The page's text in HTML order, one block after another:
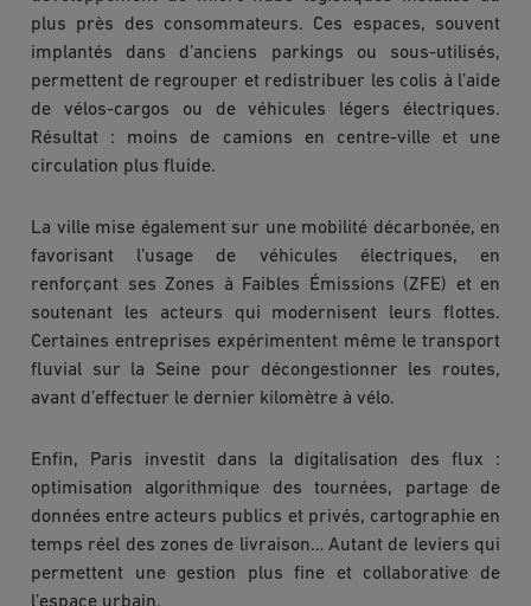
plus près des consommateurs. Ces espaces, souvent
implantés dans d’anciens parkings ou sous-utilisés,
permettent de regrouper et redistribuer les colis à l’aide
de vélos-cargos ou de véhicules légers électriques.
Résultat : moins de camions en centre-ville et une
circulation plus fluide.
La ville mise également sur une mobilité décarbonée, en
favorisant l’usage de véhicules électriques, en
renforçant ses Zones à Faibles Émissions (ZFE) et en
soutenant les acteurs qui modernisent leurs flottes.
Certaines entreprises expérimentent même le transport
fluvial sur la Seine pour décongestionner les routes,
avant d’effectuer le dernier kilomètre à vélo.
Enfin, Paris investit dans la digitalisation des flux :
optimisation algorithmique des tournées, partage de
données entre acteurs publics et privés, cartographie en
temps réel des zones de livraison… Autant de leviers qui
permettent une gestion plus fine et collaborative de